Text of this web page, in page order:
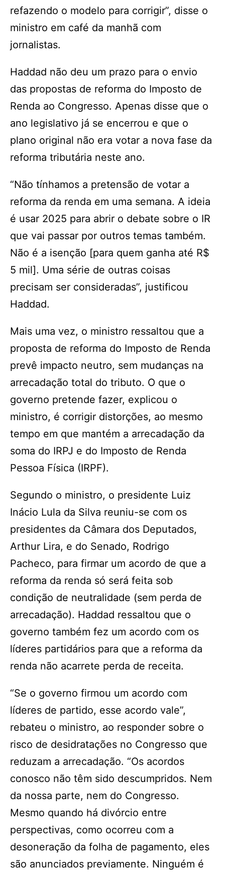
refazendo o modelo para corrigir”, disse o
ministro em café da manhã com
jornalistas.
Haddad não deu um prazo para o envio
das propostas de reforma do Imposto de
Renda ao Congresso. Apenas disse que o
ano legislativo já se encerrou e que o
plano original não era votar a nova fase da
reforma tributária neste ano.
“Não tínhamos a pretensão de votar a
reforma da renda em uma semana. A ideia
é usar 2025 para abrir o debate sobre o IR
que vai passar por outros temas também.
Não é a isenção [para quem ganha até R$
5 mil]. Uma série de outras coisas
precisam ser consideradas”, justificou
Haddad.
Mais uma vez, o ministro ressaltou que a
proposta de reforma do Imposto de Renda
prevê impacto neutro, sem mudanças na
arrecadação total do tributo. O que o
governo pretende fazer, explicou o
ministro, é corrigir distorções, ao mesmo
tempo em que mantém a arrecadação da
soma do IRPJ e do Imposto de Renda
Pessoa Física (IRPF).
Segundo o ministro, o presidente Luiz
Inácio Lula da Silva reuniu-se com os
presidentes da Câmara dos Deputados,
Arthur Lira, e do Senado, Rodrigo
Pacheco, para firmar um acordo de que a
reforma da renda só será feita sob
condição de neutralidade (sem perda de
arrecadação). Haddad ressaltou que o
governo também fez um acordo com os
líderes partidários para que a reforma da
renda não acarrete perda de receita.
“Se o governo firmou um acordo com
líderes de partido, esse acordo vale”,
rebateu o ministro, ao responder sobre o
risco de desidratações no Congresso que
reduzam a arrecadação. “Os acordos
conosco não têm sido descumpridos. Nem
da nossa parte, nem do Congresso.
Mesmo quando há divórcio entre
perspectivas, como ocorreu com a
desoneração da folha de pagamento, eles
são anunciados previamente. Ninguém é